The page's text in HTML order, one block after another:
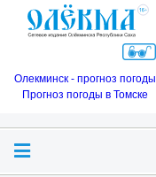
Олекминск - прогноз погоды
Прогноз погоды в Томске